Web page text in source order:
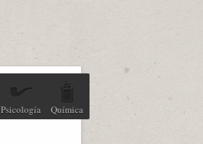
Psicología Química